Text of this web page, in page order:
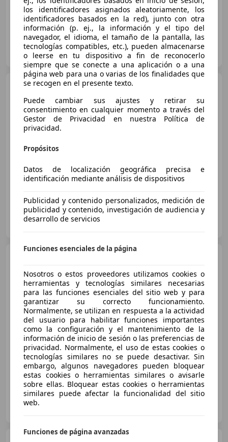
AUTOHERO BARCELONA
ES-08903 SANT ADRIÀ DE BESÒS
Citroen C3
09/2017 79.485 km Gasolina 60 kW (82 CV)
STELLANTIS &YOU MADRID - Dr. Esquerdo
Citroen C3
€ 3.600
Súper oferta
07/2004 183.700 km Gasolina
55 kW (75 CV)
PRAGAMOVIL
los identificadores asignados aleatoriamente, los
identificadores basados en la red), junto con otra
información (p. ej., la información y el tipo del
navegador, el idioma, el tamaño de la pantalla, las
tecnologías compatibles, etc.), pueden almacenarse
o leerse en tu dispositivo a fin de reconocerlo
siempre que se conecte a una aplicación o a una
página web para una o varias de los finalidades que
se recogen en el presente texto.
Puede cambiar sus ajustes y retirar su
consentimiento en cualquier momento a través del
Gestor de Privacidad en nuestra Política de
privacidad.
Propósitos
Datos de localización geográfica precisa e
identificación mediante análisis de dispositivos
Publicidad y contenido personalizados, medición de
publicidad y contenido, investigación de audiencia y
desarrollo de servicios
Funciones esenciales de la página
Nosotros o estos proveedores utilizamos cookies o
herramientas y tecnologías similares necesarias
para las funciones esenciales del sitio web y para
garantizar su correcto funcionamiento.
Normalmente, se utilizan en respuesta a la actividad
del usuario para habilitar funciones importantes
como la configuración y el mantenimiento de la
información de inicio de sesión o las preferencias de
privacidad. Normalmente, el uso de estas cookies o
tecnologías similares no se puede desactivar. Sin
embargo, algunos navegadores pueden bloquear
estas cookies o herramientas similares o avisarle
sobre ellas. Bloquear estas cookies o herramientas
similares puede afectar la funcionalidad del sitio
web.
Funciones de página avanzadas